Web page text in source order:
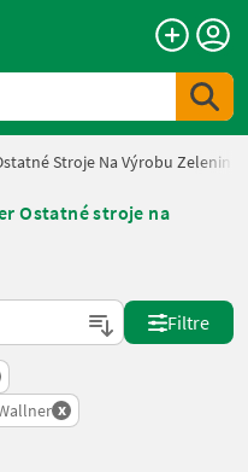
Stroje Na Výrobu Zeleniny
Ostatné stroje na
Filtre
x